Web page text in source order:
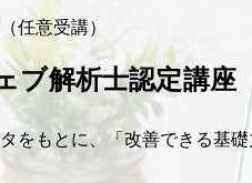
任意受講）
ブ解析士認定講座
をもとに、「改善できる基